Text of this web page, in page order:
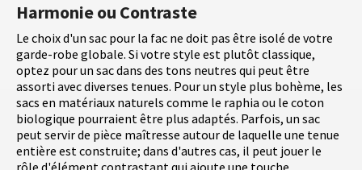
Harmonie ou Contraste
Le choix d'un sac pour la fac ne doit pas être isolé de votre
garde-robe globale. Si votre style est plutôt classique,
optez pour un sac dans des tons neutres qui peut être
assorti avec diverses tenues. Pour un style plus bohème, les
sacs en matériaux naturels comme le raphia ou le coton
biologique pourraient être plus adaptés. Parfois, un sac
peut servir de pièce maîtresse autour de laquelle une tenue
entière est construite; dans d'autres cas, il peut jouer le